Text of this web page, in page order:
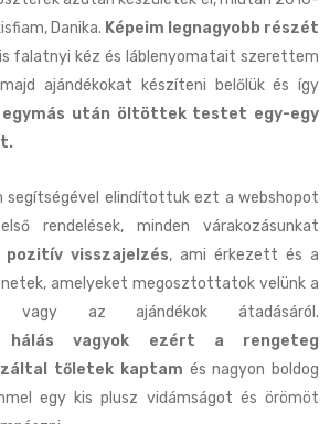
Danika. Képeim legnagyobb részét
falatnyi kéz és láblenyomatait szerettem
ajándékokat készíteni belőlük és így
után öltöttek testet egy-egy
segítségével elindítottuk ezt a webshopot
rendelések, minden várakozásunkat
pozitív visszajelzés, ami érkezett és a
amelyeket megosztottatok velünk a
vagy az ajándékok átadásáról.
hálás vagyok ezért a rengeteg
tőletek kaptam és nagyon boldog
egy kis plusz vidámságot és örömöt